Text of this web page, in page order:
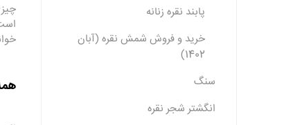
پابند نقره زنانه
خرید و فروش شمش نقره (آبان
1402)
سنگ
انگشتر شجر نقره